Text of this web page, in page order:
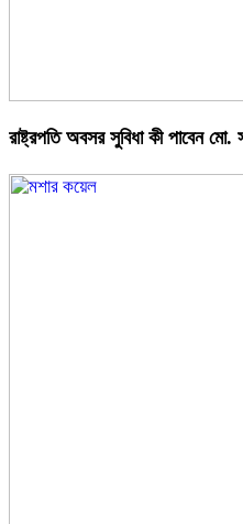
রাষ্ট্রপতি অবসর সুবিধা কী পাবেন মো.